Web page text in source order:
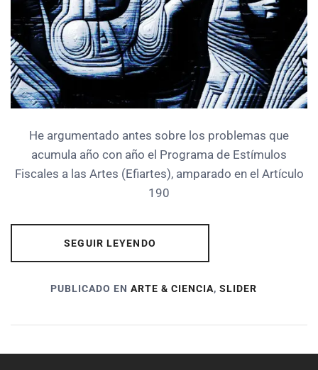
He argumentado antes sobre los problemas que
acumula año con año el Programa de Estímulos
Fiscales a las Artes (Efiartes), amparado en el Artículo
190
SEGUIR LEYENDO
PUBLICADO EN ARTE & CIENCIA, SLIDER